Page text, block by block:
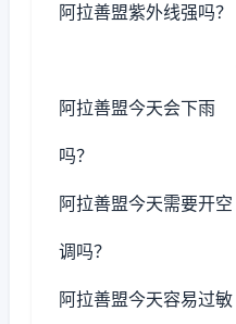
阿拉善盟紫外线强吗？
阿拉善盟今天会下雨
吗？
阿拉善盟今天需要开空
调吗？
阿拉善盟今天容易过敏